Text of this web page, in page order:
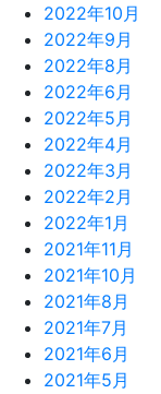
2022年10月
2022年9月
2022年8月
2022年6月
2022年5月
2022年4月
2022年3月
2022年2月
2022年1月
2021年11月
2021年10月
2021年8月
2021年7月
2021年6月
2021年5月